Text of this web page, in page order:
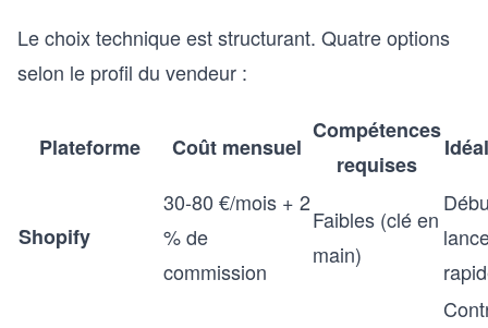
Le choix technique est structurant. Quatre options
selon le profil du vendeur :
Plateforme Coût mensuel
Compétences
requises
Shopify
30-80 €/mois + 2
% de
commission
Faibles (clé en
main)